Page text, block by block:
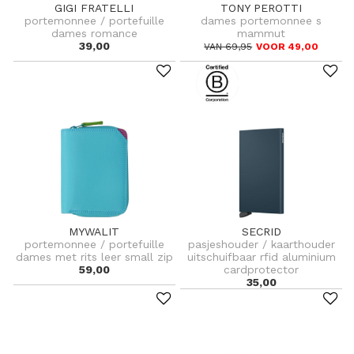
GIGI FRATELLI
portemonnee / portefuille
dames romance
39,00
TONY PEROTTI
dames portemonnee s
mammut
VAN 69,95 VOOR 49,00
MYWALIT
portemonnee / portefuille
dames met rits leer small zip
59,00
SECRID
pasjeshouder / kaarthouder
uitschuifbaar rfid aluminium
cardprotector
35,00